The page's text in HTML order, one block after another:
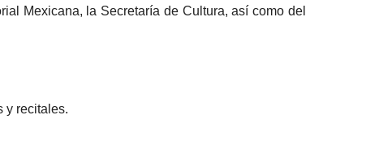
Mexicana, la Secretaría de Cultura, así como del
y recitales.